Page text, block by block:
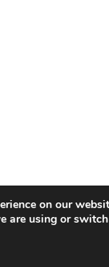
on our
are using or